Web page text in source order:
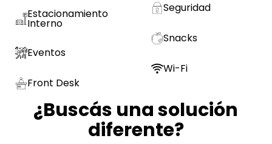
Estacionamiento
Interno
Eventos
Front Desk
Seguridad
Snacks
Wi-Fi
¿Buscás una solución
diferente?